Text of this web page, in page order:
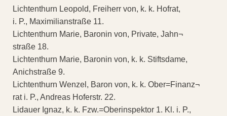
Lichtenthurn Leopold, Freiherr von, k. k. Hofrat,
i. P., Maximilianstraße 11.
Lichtenthurn Marie, Baronin von, Private, Jahn¬
straße 18.
Lichtenthurn Marie, Baronin von, k. k. Stiftsdame,
Anichstraße 9.
Lichtenthurn Wenzel, Baron von, k. k. Ober=Finanz¬
rat i. P., Andreas Hoferstr. 22.
Lidauer Ignaz, k. k. Fzw.=Oberinspektor 1. Kl. i. P.,